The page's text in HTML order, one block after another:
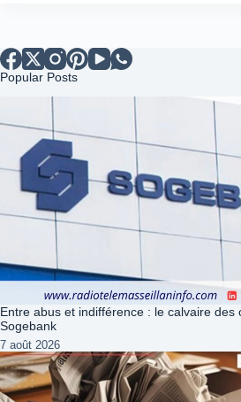
Popular Posts
Entre abus et indifférence : le calvaire des
Sogebank
7 août 2026